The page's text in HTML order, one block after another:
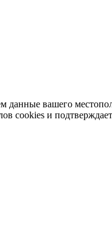
данные вашего
cookies и